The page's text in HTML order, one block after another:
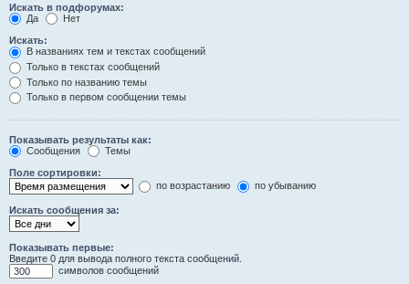
Искать в подфорумах:
Да
Нет
Искать:
В названиях тем и текстах сообщений
Только в текстах сообщений
Только по названию темы
Только в первом сообщении темы
Показывать результаты как:
Сообщения
Темы
Поле сортировки:
по возрастанию
по убыванию
Искать сообщения за:
Показывать первые:
Введите 0 для вывода полного текста сообщений.
символов сообщений